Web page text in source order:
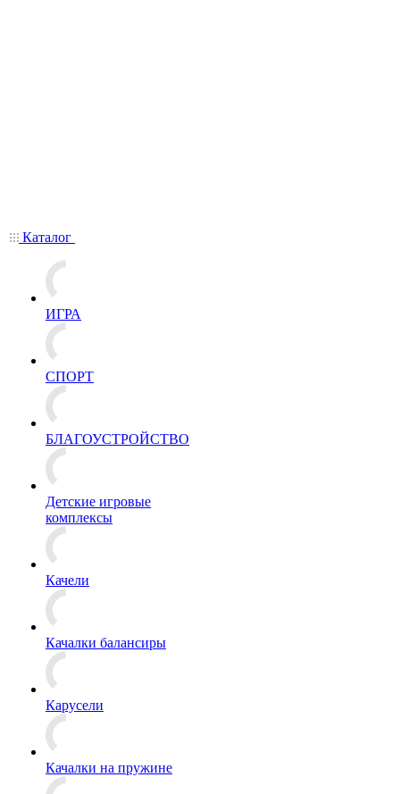
Каталог
ИГРА
СПОРТ
БЛАГОУСТРОЙСТВО
Детские игровые
комплексы
Качели
Качалки балансиры
Карусели
Качалки на пружине